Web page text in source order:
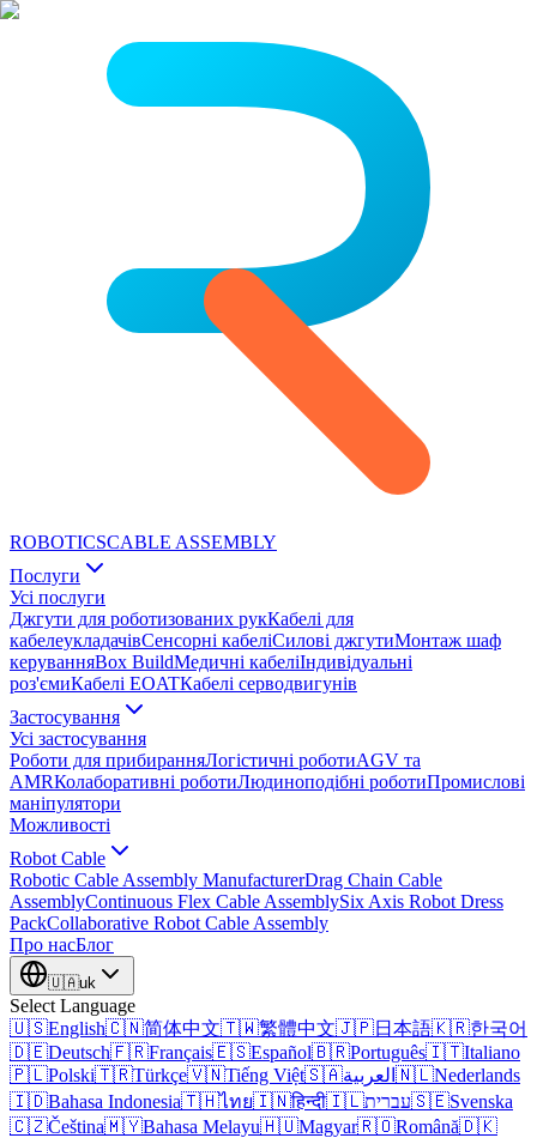
ROBOTICSCABLE ASSEMBLY
Послуги
Усі послуги
Джгути для роботизованих рукКабелі для
кабелеукладачівСенсорні кабеліСилові джгутиМонтаж шаф
керуванняBox BuildМедичні кабеліІндивідуальні
роз'ємиКабелі EOATКабелі серводвигунів
Застосування
Усі застосування
Роботи для прибиранняЛогістичні роботиAGV та
AMRКолаборативні роботиЛюдиноподібні роботиПромислові
маніпулятори
Можливості
Robot Cable
Robotic Cable Assembly ManufacturerDrag Chain Cable
AssemblyContinuous Flex Cable AssemblySix Axis Robot Dress
PackCollaborative Robot Cable Assembly
Про насБлог
🇺🇦uk
Select Language
🇺🇸English🇨🇳简体中文🇹🇼繁體中文🇯🇵日本語🇰🇷한국어
🇩🇪Deutsch🇫🇷Français🇪🇸Español🇧🇷Português🇮🇹Italiano
🇵🇱Polski🇹🇷Türkçe🇻🇳Tiếng Việt🇸🇦العربية 🇳🇱Nederlands
🇮🇩Bahasa Indonesia🇹🇭ไทย🇮🇳हिन्दी🇮🇱עברית🇸🇪Svenska
🇨🇿Čeština🇲🇾Bahasa Melayu🇭🇺Magyar🇷🇴Română🇩🇰